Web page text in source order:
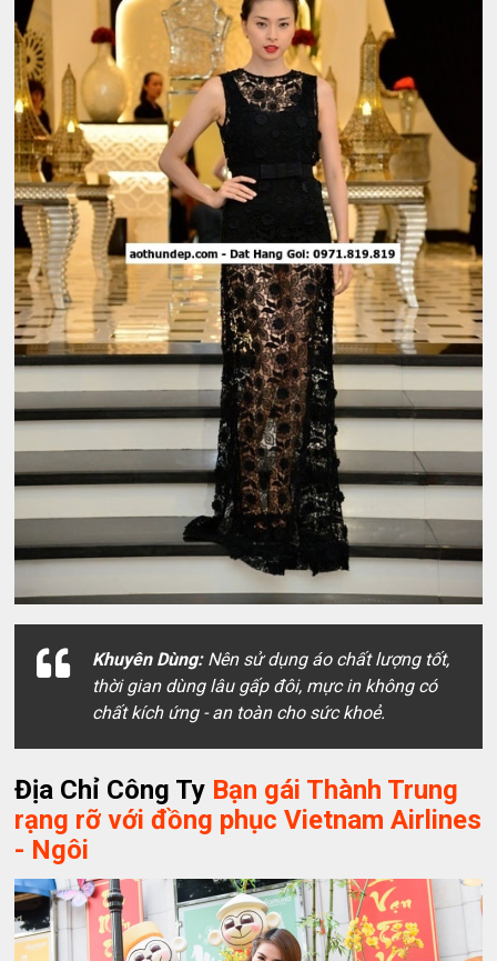
Khuyên Dùng: Nên sử dụng áo chất lượng tốt,
thời gian dùng lâu gấp đôi, mực in không có
chất kích ứng - an toàn cho sức khoẻ.
Địa Chỉ Công Ty Bạn gái Thành Trung
rạng rỡ với đồng phục Vietnam Airlines
- Ngôi